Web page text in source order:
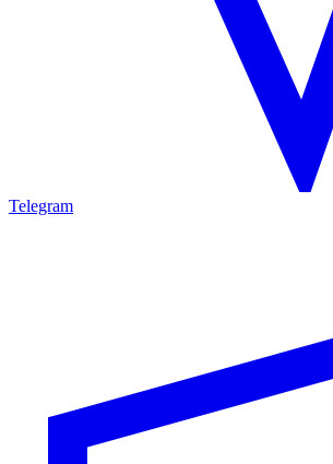
Telegram